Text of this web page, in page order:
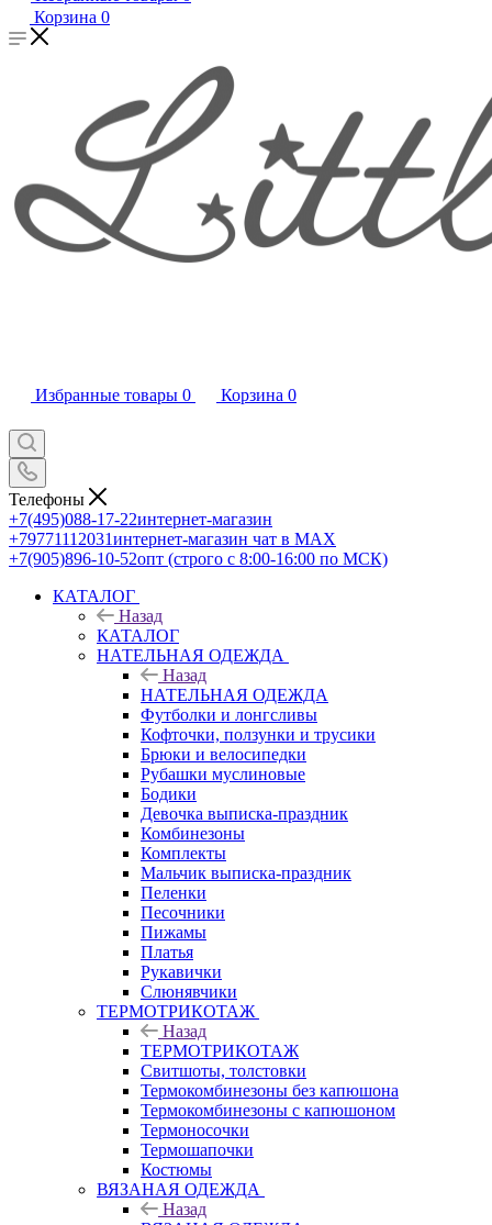
Корзина 0
Избранные товары 0 Корзина 0
Телефоны
+7(495)088-17-22интернет-магазин
+79771112031интернет-магазин чат в MAX
+7(905)896-10-52опт (строго с 8:00-16:00 по МСК)
КАТАЛОГ
Назад
КАТАЛОГ
НАТЕЛЬНАЯ ОДЕЖДА
Назад
НАТЕЛЬНАЯ ОДЕЖДА
Футболки и лонгсливы
Кофточки, ползунки и трусики
Брюки и велосипедки
Рубашки муслиновые
Бодики
Девочка выписка-праздник
Комбинезоны
Комплекты
Мальчик выписка-праздник
Пеленки
Песочники
Пижамы
Платья
Рукавички
Слюнявчики
ТЕРМОТРИКОТАЖ
Назад
ТЕРМОТРИКОТАЖ
Свитшоты, толстовки
Термокомбинезоны без капюшона
Термокомбинезоны с капюшоном
Термоносочки
Термошапочки
Костюмы
ВЯЗАНАЯ ОДЕЖДА
Назад